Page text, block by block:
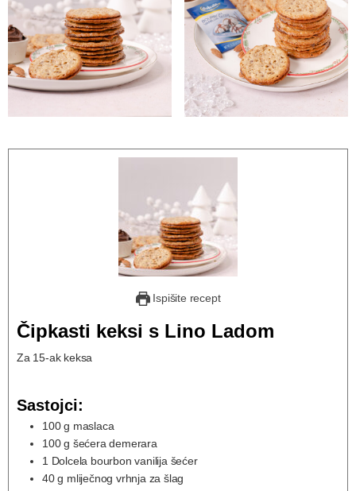
Ispišite recept
Čipkasti keksi s Lino Ladom
Za 15-ak keksa
Sastojci:
100 g maslaca
100 g šećera demerara
1 Dolcela bourbon vanilija šećer
40 g mliječnog vrhnja za šlag